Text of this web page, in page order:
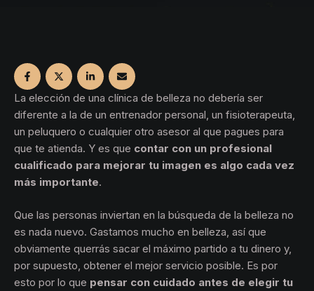
La elección de una clínica de belleza no debería ser
diferente a la de un entrenador personal, un fisioterapeuta,
un peluquero o cualquier otro asesor al que pagues para
que te atienda. Y es que contar con un profesional
cualificado para mejorar tu imagen es algo cada vez
más importante.
Que las personas inviertan en la búsqueda de la belleza no
es nada nuevo. Gastamos mucho en belleza, así que
obviamente querrás sacar el máximo partido a tu dinero y,
por supuesto, obtener el mejor servicio posible. Es por
esto por lo que pensar con cuidado antes de elegir tu